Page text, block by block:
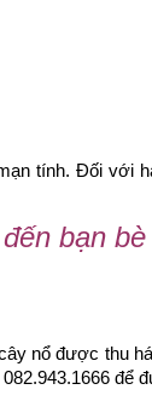
tính. Đối với
bạn
nổ được thu
để